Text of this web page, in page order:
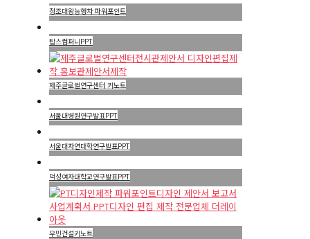
정조대왕능행차 파워포인트
탑스컴퍼니PPT
제주글로벌연구센터 키노트
서울대병원연구발표PPT
서울대자연대학연구발표PPT
덕성여자대학교연구발표PPT
우민건설키노트